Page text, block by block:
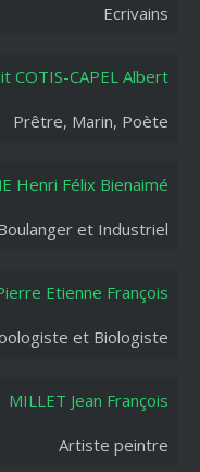
Ecrivains
COTIS-CAPEL Albert
Prêtre, Marin, Poète
Henri Félix Bienaimé
et Industriel
Etienne François
et Biologiste
MILLET Jean François
Artiste peintre